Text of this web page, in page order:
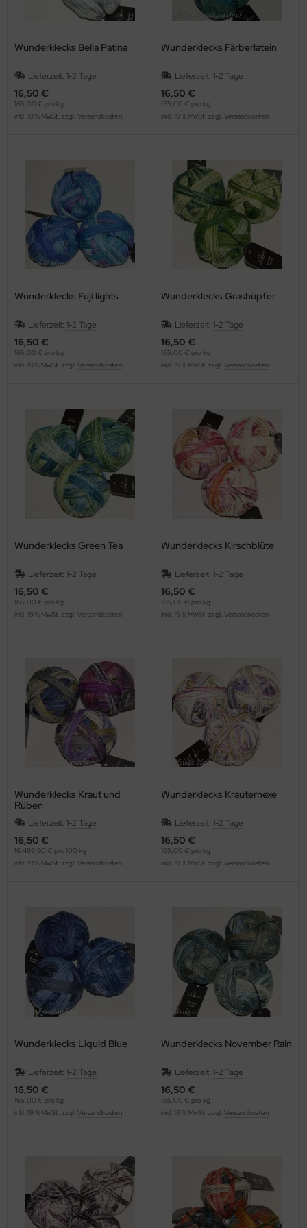
Wunderklecks Bella Patina
Lieferzeit: 1-2 Tage
16,50 €
165,00 € pro kg
inkl. 19 % MwSt. zzgl. Versandkosten
Wunderklecks Färberlatein
Lieferzeit: 1-2 Tage
16,50 €
165,00 € pro kg
inkl. 19 % MwSt. zzgl. Versandkosten
Wunderklecks Fuji lights
Lieferzeit: 1-2 Tage
16,50 €
165,00 € pro kg
inkl. 19 % MwSt. zzgl. Versandkosten
Wunderklecks Grashüpfer
Lieferzeit: 1-2 Tage
16,50 €
165,00 € pro kg
inkl. 19 % MwSt. zzgl. Versandkosten
Wunderklecks Green Tea
Lieferzeit: 1-2 Tage
16,50 €
165,00 € pro kg
inkl. 19 % MwSt. zzgl. Versandkosten
Wunderklecks Kirschblüte
Lieferzeit: 1-2 Tage
16,50 €
165,00 € pro kg
inkl. 19 % MwSt. zzgl. Versandkosten
Wunderklecks Kraut und
Rüben
Lieferzeit: 1-2 Tage
16,50 €
16.499,90 € pro 100 kg
inkl. 19 % MwSt. zzgl. Versandkosten
Wunderklecks Kräuterhexe
Lieferzeit: 1-2 Tage
16,50 €
165,00 € pro kg
inkl. 19 % MwSt. zzgl. Versandkosten
Wunderklecks Liquid Blue
Lieferzeit: 1-2 Tage
16,50 €
165,00 € pro kg
inkl. 19 % MwSt. zzgl. Versandkosten
Wunderklecks November Rain
Lieferzeit: 1-2 Tage
16,50 €
165,00 € pro kg
inkl. 19 % MwSt. zzgl. Versandkosten